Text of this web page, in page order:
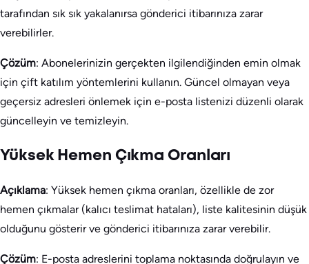
tarafından sık sık yakalanırsa gönderici itibarınıza zarar
verebilirler.
Çözüm: Abonelerinizin gerçekten ilgilendiğinden emin olmak
için çift katılım yöntemlerini kullanın. Güncel olmayan veya
geçersiz adresleri önlemek için e-posta listenizi düzenli olarak
güncelleyin ve temizleyin.
Yüksek Hemen Çıkma Oranları
Açıklama: Yüksek hemen çıkma oranları, özellikle de zor
hemen çıkmalar (kalıcı teslimat hataları), liste kalitesinin düşük
olduğunu gösterir ve gönderici itibarınıza zarar verebilir.
Çözüm: E-posta adreslerini toplama noktasında doğrulayın ve